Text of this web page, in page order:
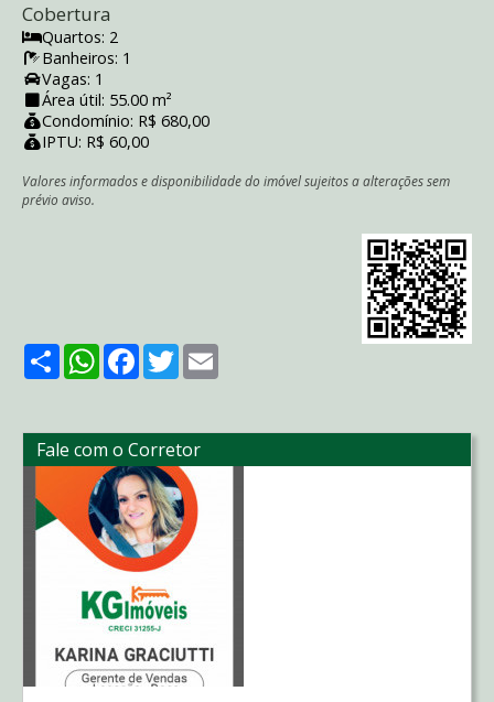
Cobertura
Quartos: 2
Banheiros: 1
Vagas: 1
Área útil: 55.00 m²
Condomínio: R$ 680,00
IPTU: R$ 60,00
Valores informados e disponibilidade do imóvel sujeitos a alterações sem
prévio aviso.
ShareWhatsApp
Facebook
Twitter
Fale com o Corretor